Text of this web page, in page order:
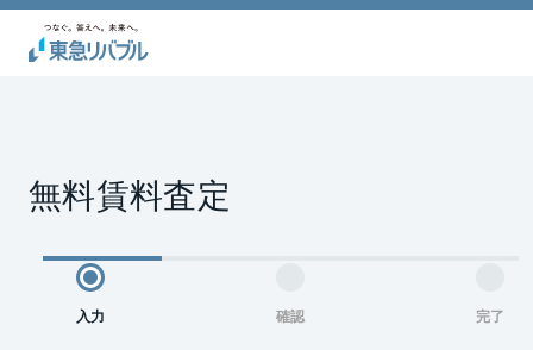
無料賃料査定
入力 確認 完了